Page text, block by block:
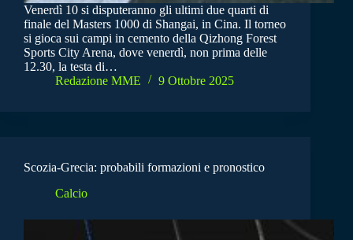
Venerdì 10 si disputeranno gli ultimi due quarti di
finale del Masters 1000 di Shangai, in Cina. Il torneo
si gioca sui campi in cemento della Qizhong Forest
Sports City Arena, dove venerdì, non prima delle
12.30, la testa di…
Redazione MME
9 Ottobre 2025
Scozia-Grecia: probabili formazioni e pronostico
Calcio